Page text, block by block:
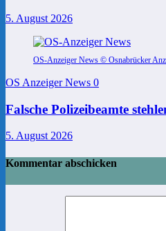
5. August 2026
OS-Anzeiger News © Osnabrücker
OS Anzeiger News 0
Falsche Polizeibeamte
5. August 2026
Kommentar abschicken